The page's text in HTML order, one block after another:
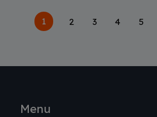
Paginazione
Pagina
1 Page
2 Page
3 Page
4 Page
5
Menu